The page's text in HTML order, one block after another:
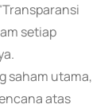
setiap
saham utama,
atas